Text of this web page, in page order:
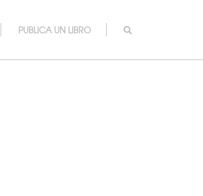
PUBLICA UN LIBRO